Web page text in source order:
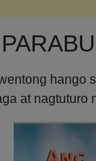
hango
at nagtuturo